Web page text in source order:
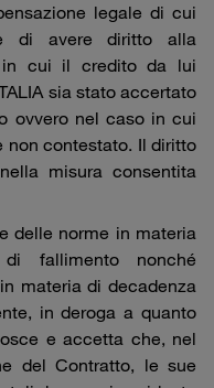
legale di cui
di avere diritto alla
in cui il credito da lui
sia stato accertato
ovvero nel caso in cui
non contestato. Il diritto
misura consentita
delle norme in materia
fallimento nonché
materia di decadenza
in deroga a quanto
e accetta che, nel
del Contratto, le sue